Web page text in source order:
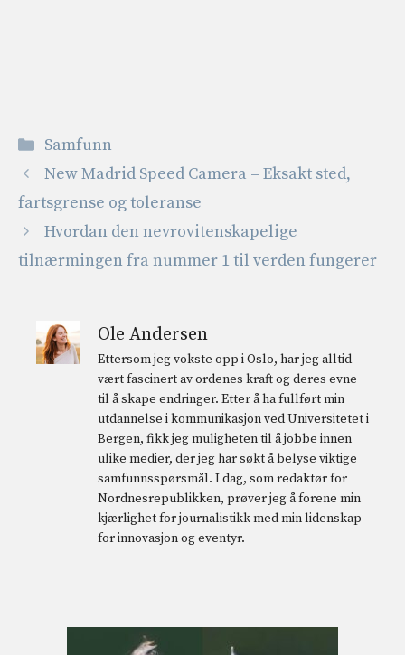
Kategorier
Samfunn
New Madrid Speed ​​Camera – Eksakt sted,
fartsgrense og toleranse
Hvordan den nevrovitenskapelige
tilnærmingen fra nummer 1 til verden fungerer
Ole Andersen
Ettersom jeg vokste opp i Oslo, har jeg alltid
vært fascinert av ordenes kraft og deres evne
til å skape endringer. Etter å ha fullført min
utdannelse i kommunikasjon ved Universitetet i
Bergen, fikk jeg muligheten til å jobbe innen
ulike medier, der jeg har søkt å belyse viktige
samfunnsspørsmål. I dag, som redaktør for
Nordnesrepublikken, prøver jeg å forene min
kjærlighet for journalistikk med min lidenskap
for innovasjon og eventyr.